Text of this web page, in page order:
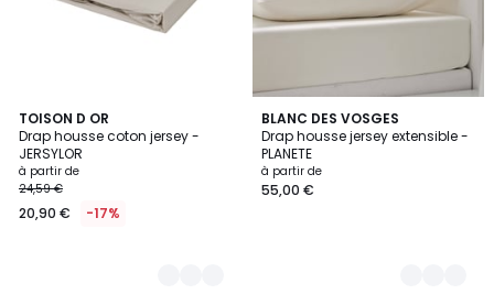
TOISON D OR
Drap housse coton jersey -
JERSYLOR
à partir de
24,59 €
20,90 € -17%
5
Couleurs
BLANC DES VOSGES
Drap housse jersey extensible -
PLANETE
à partir de
55,00 €
5
Couleurs